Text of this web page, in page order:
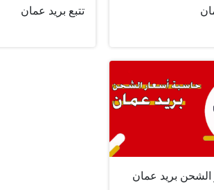
تتبع بريد عمان
الشحن بريد عمان